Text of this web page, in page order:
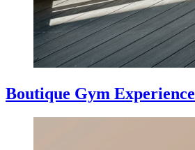
Boutique Gym Experience